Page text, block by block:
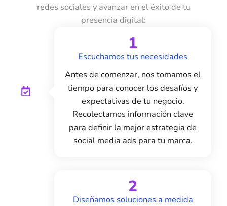
redes sociales y avanzar en el éxito de tu
presencia digital:
1
Escuchamos tus necesidades
Antes de comenzar, nos tomamos el
tiempo para conocer los desafíos y
expectativas de tu negocio.
Recolectamos información clave
para definir la mejor estrategia de
social media ads para tu marca.
2
Diseñamos soluciones a medida